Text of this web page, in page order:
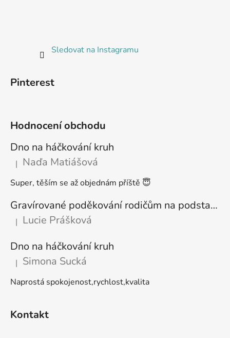
Sledovat na Instagramu
Pinterest
Hodnocení obchodu
Dno na háčkování kruh
Hodnocení produktu je 5 z 5 hvězdiček.
| Naďa Matiášová
Super, těším se až objednám příště 😇
Gravírované poděkování rodičům na podstavci
Hodnocení produktu je 5 z 5 hvězdiček.
| Lucie Prášková
Dno na háčkování kruh
Hodnocení produktu je 5 z 5 hvězdiček.
| Simona Sucká
Naprostá spokojenost,rychlost,kvalita
Kontakt